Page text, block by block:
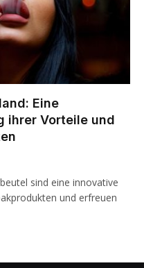
Eine
ihrer Vorteile und
sind eine innovative
und erfreuen